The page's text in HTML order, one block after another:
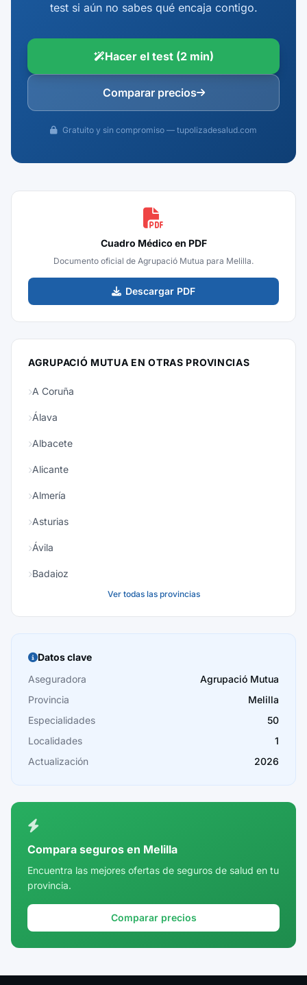
test si aún no sabes qué encaja contigo.
Hacer el test (2 min)
Comparar precios
Gratuito y sin compromiso — tupolizadesalud.com
Cuadro Médico en PDF
Documento oficial de Agrupació Mutua para Melilla.
Descargar PDF
AGRUPACIÓ MUTUA EN OTRAS PROVINCIAS
A Coruña
Álava
Albacete
Alicante
Almería
Asturias
Ávila
Badajoz
Burgos
Cáceres
Cádiz
Cantabria
Castellón
Córdoba
Cuenca
Girona
Ver todas las provincias
Datos clave
Aseguradora
Agrupació Mutua
Provincia
Melilla
Especialidades
50
Localidades
1
Actualización
2026
Compara seguros en Melilla
Encuentra las mejores ofertas de seguros de salud en tu
provincia.
Comparar precios